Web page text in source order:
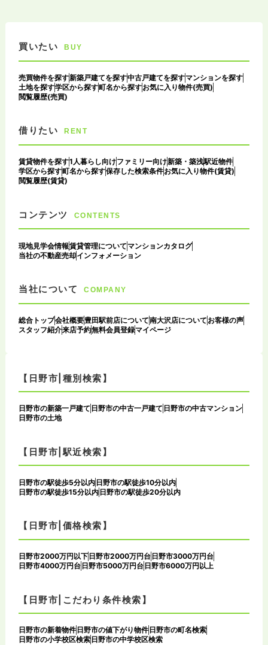
買いたい BUY
売買物件を探す新築戸建てを探す中古戸建てを探すマンションを探す
土地を探す学区から探す町名から探すお気に入り物件(売買)
閲覧履歴(売買)
借りたい RENT
賃貸物件を探す1人暮らし向けファミリー向け新築・築浅駅近物件
学区から探す町名から探す保存した検索条件お気に入り物件(賃貸)
閲覧履歴(賃貸)
コンテンツ CONTENTS
現地見学会情報賃貸管理について マンションカタログ
当社の不動産売却インフォメーション
当社について COMPANY
総合トップ会社概要豊田駅前店について南大沢店について お客様の声
スタッフ紹介来店予約無料会員登録マイページ
【日野市|種別検索】
日野市の新築一戸建て 日野市の中古一戸建て 日野市の中古マンション
日野市の土地
【日野市|駅近検索】
日野市の駅徒歩5分以内日野市の駅徒歩10分以内
日野市の駅徒歩15分以内日野市の駅徒歩20分以内
【日野市|価格検索】
日野市2000万円以下 日野市2000万円台 日野市3000万円台
日野市4000万円台 日野市5000万円台 日野市6000万円以上
【日野市|こだわり条件検索】
日野市の新着物件 日野市の値下がり物件 日野市の町名検索
日野市の小学校区検索 日野市の中学校区検索